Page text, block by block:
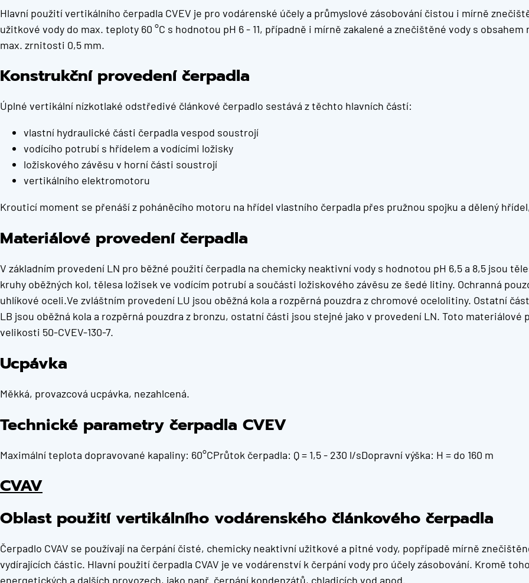
Hlavní použití vertikálního čerpadla CVEV je pro vodárenské účely a průmyslové zásobování čistou i mírně
užitkové vody do max. teploty 60 °C s hodnotou pH 6 - 11, případně i mírně zakalené a znečištěné vody s
max. zrnitosti 0,5 mm.
Konstrukční provedení čerpadla
Úplné vertikální nízkotlaké odstředivé článkové čerpadlo sestává z těchto hlavních částí:
vlastní hydraulické části čerpadla vespod soustrojí
vodícího potrubí s hřídelem a vodícími ložisky
ložiskového závěsu v horní části soustrojí
vertikálního elektromotoru
Krouticí moment se přenáší z poháněcího motoru na hřídel vlastního čerpadla přes pružnou spojku a dělený
Materiálové provedení čerpadla
V základním provedení LN pro běžné použití čerpadla na chemicky neaktivní vody s hodnotou pH 6,5 a 8,5 jsou
kruhy oběžných kol, tělesa ložisek ve vodícím potrubí a součásti ložiskového závěsu ze šedé litiny. Ochranná
uhlíkové oceli.Ve zvláštním provedení LU jsou oběžná kola a rozpěrná pouzdra z chromové ocelolitiny. Ostatní
LB jsou oběžná kola a rozpěrná pouzdra z bronzu, ostatní části jsou stejné jako v provedení LN. Toto
velikosti 50-CVEV-130-7.
Ucpávka
Měkká, provazcová ucpávka, nezahlcená.
Technické parametry čerpadla CVEV
Maximální teplota dopravované kapaliny: 60°CPrůtok čerpadla: Q = 1,5 - 230 l/sDopravní výška: H = do 160 m
CVAV
Oblast použití vertikálního vodárenského článkového čerpadla
Čerpadlo CVAV se používají na čerpání čisté, chemicky neaktivní užitkové a pitné vody, popřípadě mírně
vydírajících částic. Hlavní použití čerpadla CVAV je ve vodárenství k čerpání vody pro účely zásobování. Kromě
energetických a dalších provozech, jako např. čerpání kondenzátů, chladicích vod apod.